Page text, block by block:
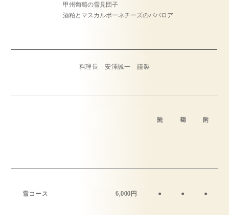
甲州葡萄の雪見団子
酒粕とマスカルポーネチーズのババロア
料理長 安澤誠一 謹製
雪コース 6,000円 ● ● ●